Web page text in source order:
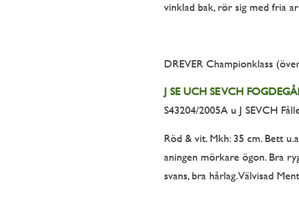
vinklad bak, rör sig med fria
DREVER Championklass
J SE UCH SE VCH
S43204/2005A u J SEVCH
Röd & vit. Mkh: 35 cm. Bett
aningen mörkare ögon. Bra
svans, bra hårlag. Välvisad